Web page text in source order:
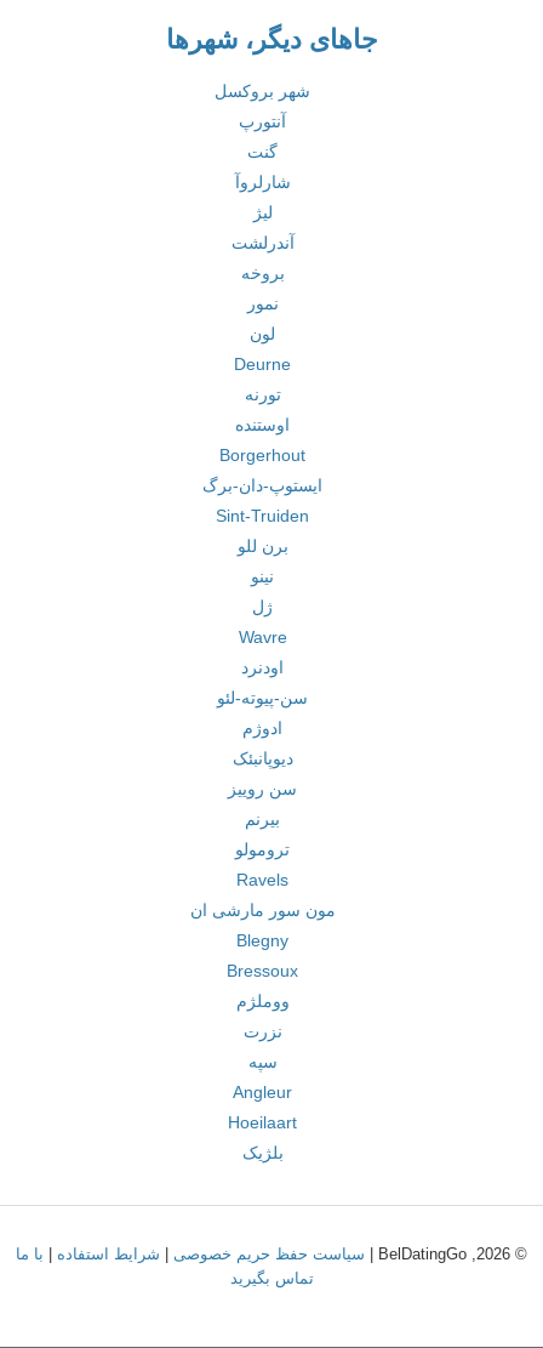
جاهای دیگر، شهرها
شهر بروکسل
آنتورپ
گنت
شارلروآ
لیژ
آندرلشت
بروخه
نمور
لون
Deurne
تورنه
اوستنده
Borgerhout
ایستوپ-دان-برگ
Sint-Truiden
برن للو
نینو
ژل
Wavre
اودنرد
سن-پیوته-لئو
ادوژم
دیوپانبئک
سن روییز
بیرنم
ترومولو
Ravels
مون سور مارشی ان
Blegny
Bressoux
ووملژم
نزرت
سپه
Angleur
Hoeilaart
بلژیک
© 2026, BelDatingGo | سیاست حفظ حریم خصوصی شرایط استفاده
با ما
تماس بگیرید